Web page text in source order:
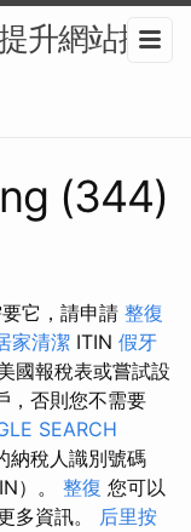
升網站排
(344)
它，請申請 整復
家清潔 ITIN 假牙
國報稅表或嘗試設
，否則您不需要
SEARCH
納稅人識別號碼
）。 整復 您可以
多資訊。 后里按